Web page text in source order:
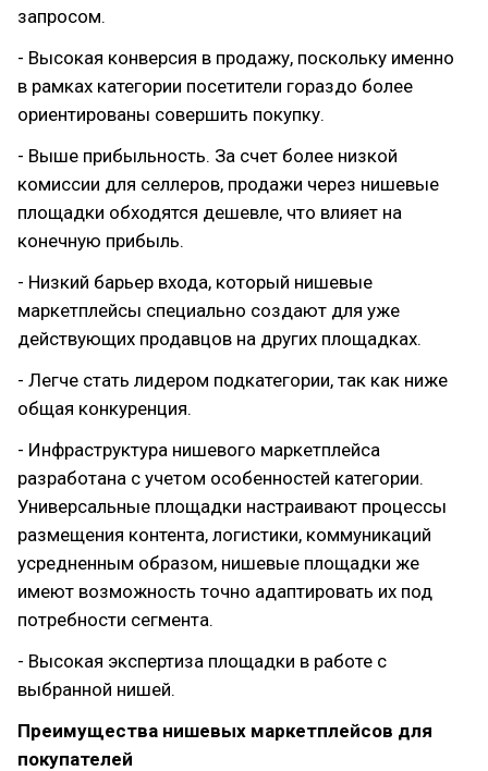
запросом.
- Высокая конверсия в продажу, поскольку именно
в рамках категории посетители гораздо более
ориентированы совершить покупку.
- Выше прибыльность. За счет более низкой
комиссии для селлеров, продажи через нишевые
площадки обходятся дешевле, что влияет на
конечную прибыль.
- Низкий барьер входа, который нишевые
маркетплейсы специально создают для уже
действующих продавцов на других площадках.
- Легче стать лидером подкатегории, так как ниже
общая конкуренция.
- Инфраструктура нишевого маркетплейса
разработана с учетом особенностей категории.
Универсальные площадки настраивают процессы
размещения контента, логистики, коммуникаций
усредненным образом, нишевые площадки же
имеют возможность точно адаптировать их под
потребности сегмента.
- Высокая экспертиза площадки в работе с
выбранной нишей.
Преимущества нишевых маркетплейсов для
покупателей